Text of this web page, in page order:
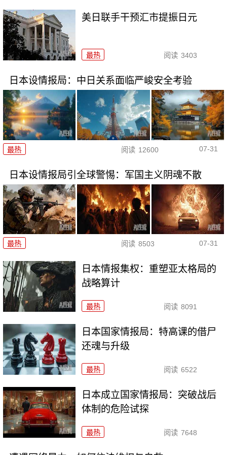
美日联手干预汇市提振日元
最热 阅读 3403
日本设情报局：中日关系面临严峻安全考验
最热 阅读 12600 07-31
日本设情报局引全球警惕：军国主义阴魂不散
最热 阅读 8503 07-31
日本情报集权：重塑亚太格局的
战略算计
最热 阅读 8091
日本国家情报局：特高课的借尸
还魂与升级
最热 阅读 6522
日本成立国家情报局：突破战后
体制的危险试探
最热 阅读 7648